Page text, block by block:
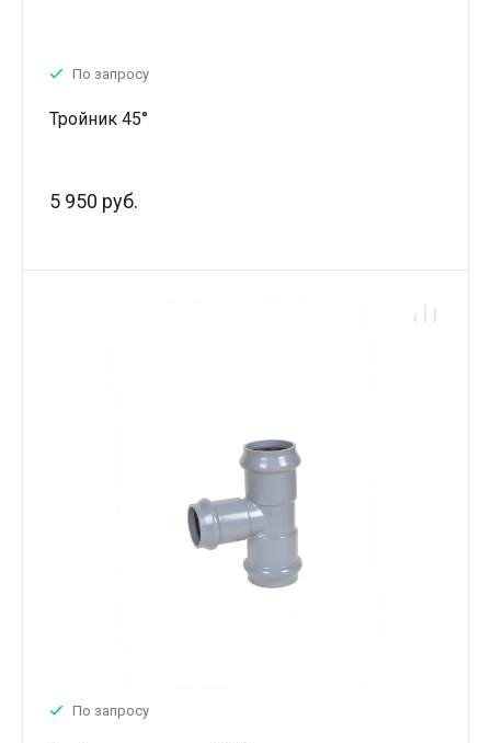
По запросу
Тройник 45°
5 950 руб.
По запросу